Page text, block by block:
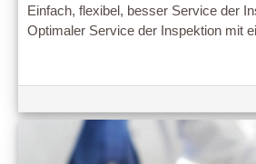
Einfach, flexibel, besser Service der
Optimaler Service der Inspektion mit